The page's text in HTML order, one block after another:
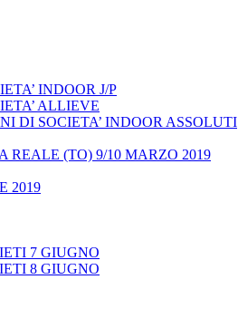
INDOOR J/P
ALLIEVE
DI SOCIETA’ INDOOR ASSOLUTI
REALE (TO) 9/10 MARZO 2019
2019
7 GIUGNO
8 GIUGNO